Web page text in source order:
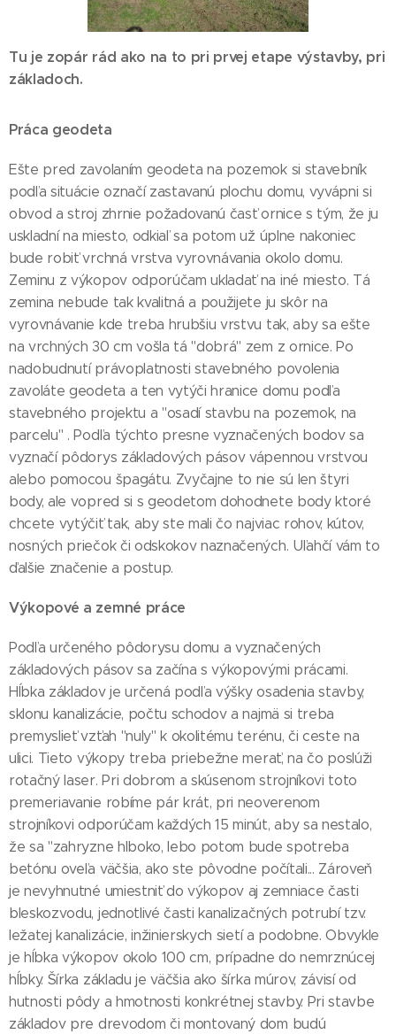
Tu je zopár rád ako na to pri prvej etape výstavby, pri
základoch.
Práca geodeta
Ešte pred zavolaním geodeta na pozemok si stavebník
podľa situácie označí zastavanú plochu domu, vyvápni si
obvod a stroj zhrnie požadovanú časť ornice s tým, že ju
uskladní na miesto, odkiaľ sa potom už úplne nakoniec
bude robiť vrchná vrstva vyrovnávania okolo domu.
Zeminu z výkopov odporúčam ukladať na iné miesto. Tá
zemina nebude tak kvalitná a použijete ju skôr na
vyrovnávanie kde treba hrubšiu vrstvu tak, aby sa ešte
na vrchných 30 cm vošla tá "dobrá" zem z ornice. Po
nadobudnutí právoplatnosti stavebného povolenia
zavoláte geodeta a ten vytýči hranice domu podľa
stavebného projektu a "osadí stavbu na pozemok, na
parcelu" . Podľa týchto presne vyznačených bodov sa
vyznačí pôdorys základových pásov vápennou vrstvou
alebo pomocou špagátu. Zvyčajne to nie sú len štyri
body, ale vopred si s geodetom dohodnete body ktoré
chcete vytýčiť tak, aby ste mali čo najviac rohov, kútov,
nosných priečok či odskokov naznačených. Uľahčí vám to
ďalšie značenie a postup.
Výkopové a zemné práce
Podľa určeného pôdorysu domu a vyznačených
základových pásov sa začína s výkopovými prácami.
Hĺbka základov je určená podľa výšky osadenia stavby,
sklonu kanalizácie, počtu schodov a najmä si treba
premyslieť vzťah "nuly" k okolitému terénu, či ceste na
ulici. Tieto výkopy treba priebežne merať, na čo poslúži
rotačný laser. Pri dobrom a skúsenom strojníkovi toto
premeriavanie robíme pár krát, pri neoverenom
strojníkovi odporúčam každých 15 minút, aby sa nestalo,
že sa "zahryzne hlboko, lebo potom bude spotreba
betónu oveľa väčšia, ako ste pôvodne počítali... Zároveň
je nevyhnutné umiestniť do výkopov aj zemniace časti
bleskozvodu, jednotlivé časti kanalizačných potrubí tzv.
ležatej kanalizácie, inžinierskych sietí a podobne. Obvykle
je hĺbka výkopov okolo 100 cm, prípadne do nemrznúcej
hĺbky. Šírka základu je väčšia ako šírka múrov, závisí od
hutnosti pôdy a hmotnosti konkrétnej stavby. Pri stavbe
základov pre drevodom či montovaný dom budú